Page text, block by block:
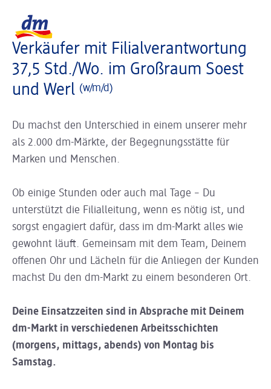
Verkäufer mit Filialverantwortung
37,5 Std./Wo. im Großraum Soest
und Werl (w/m/d)
Du machst den Unterschied in einem unserer mehr
als 2.000 dm-Märkte, der Begegnungsstätte für
Marken und Menschen.
Ob einige Stunden oder auch mal Tage – Du
unterstützt die Filialleitung, wenn es nötig ist, und
sorgst engagiert dafür, dass im dm-Markt alles wie
gewohnt läuft. Gemeinsam mit dem Team, Deinem
offenen Ohr und Lächeln für die Anliegen der Kunden
machst Du den dm-Markt zu einem besonderen Ort.
Deine Einsatzzeiten sind in Absprache mit Deinem
dm-Markt in verschiedenen Arbeitsschichten
(morgens, mittags, abends) von Montag bis
Samstag.